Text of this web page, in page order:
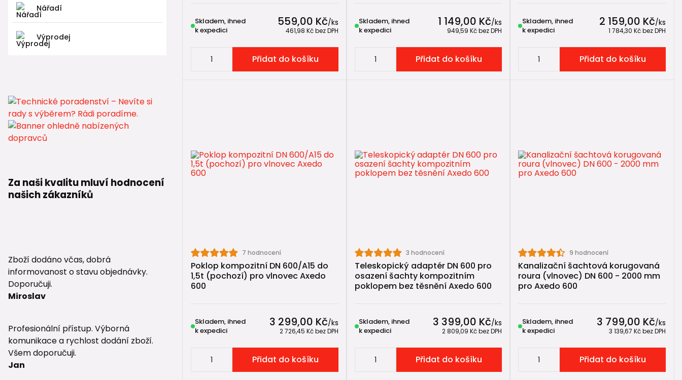
Nářadí
Výprodej
Za naši kvalitu mluví hodnocení
našich zákazníků
Zboží dodáno včas, dobrá
informovanost o stavu objednávky.
Doporučuji.
Miroslav
Profesionální přístup. Výborná
komunikace a rychlost dodání zboží.
Všem doporučuji.
Jan
🏠HT vnitřní kanalizace
Zpětné klapky do kanalizace
559,00 Kč/ks
461,98 Kčbez DPH
Skladem, ihned
k expedici
Přidat do košíku
1 149,00 Kč/ks
949,59 Kčbez DPH
Skladem, ihned
k expedici
Přidat do košíku
2 159,00 Kč/ks
1 784,30 Kčbez DPH
Skladem, ihned
k expedici
Přidat do košíku
7 hodnocení
Poklop kompozitní DN 600/A15 do
1,5t (pochozí) pro vlnovec Axedo
600
3 299,00 Kč/ks
2 726,45 Kčbez DPH
Skladem, ihned
k expedici
Přidat do košíku
3 hodnocení
Teleskopický adaptér DN 600 pro
osazení šachty kompozitním
poklopem bez těsnění Axedo 600
3 399,00 Kč/ks
2 809,09 Kčbez DPH
Skladem, ihned
k expedici
Přidat do košíku
9 hodnocení
Kanalizační šachtová korugovaná
roura (vlnovec) DN 600 - 2000 mm
pro Axedo 600
3 799,00 Kč/ks
3 139,67 Kčbez DPH
Skladem, ihned
k expedici
Přidat do košíku